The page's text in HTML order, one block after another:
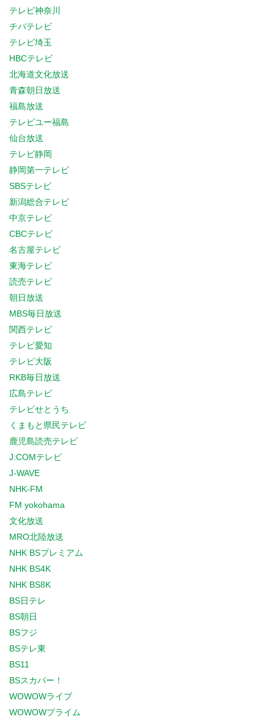
テレビ神奈川
チバテレビ
テレビ埼玉
HBCテレビ
北海道文化放送
青森朝日放送
福島放送
テレビユー福島
仙台放送
テレビ静岡
静岡第一テレビ
SBSテレビ
新潟総合テレビ
中京テレビ
CBCテレビ
名古屋テレビ
東海テレビ
読売テレビ
朝日放送
MBS毎日放送
関西テレビ
テレビ愛知
テレビ大阪
RKB毎日放送
広島テレビ
テレビせとうち
くまもと県民テレビ
鹿児島読売テレビ
J:COMテレビ
J-WAVE
NHK-FM
FM yokohama
文化放送
MRO北陸放送
NHK BSプレミアム
NHK BS4K
NHK BS8K
BS日テレ
BS朝日
BSフジ
BSテレ東
BS11
BSスカパー！
WOWOWライブ
WOWOWプライム